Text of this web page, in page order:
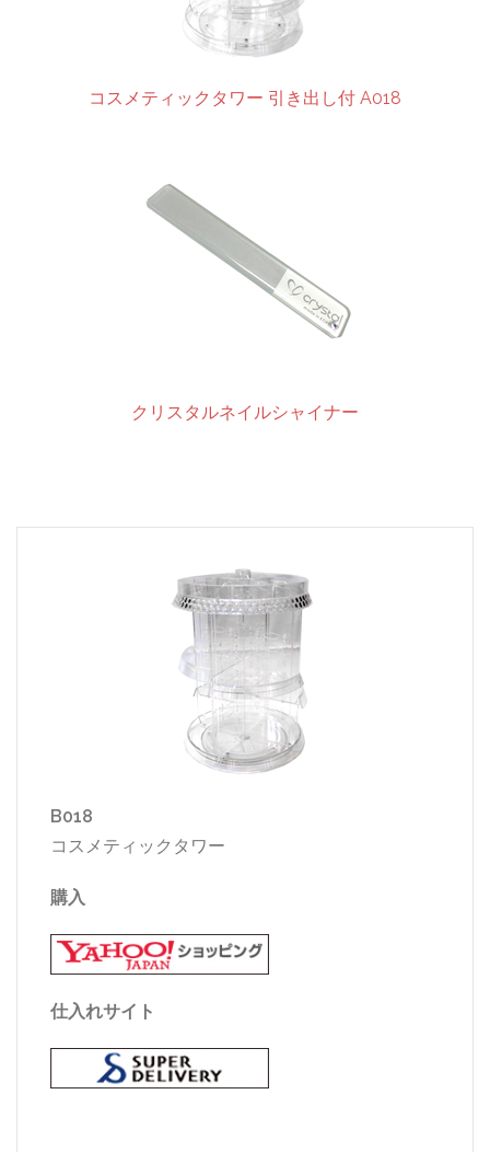
コスメティックタワー 引き出し付 A018
クリスタルネイルシャイナー
B018
コスメティックタワー
購入
仕入れサイト